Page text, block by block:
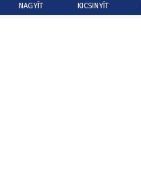
NAGYÍT KICSINYÍT